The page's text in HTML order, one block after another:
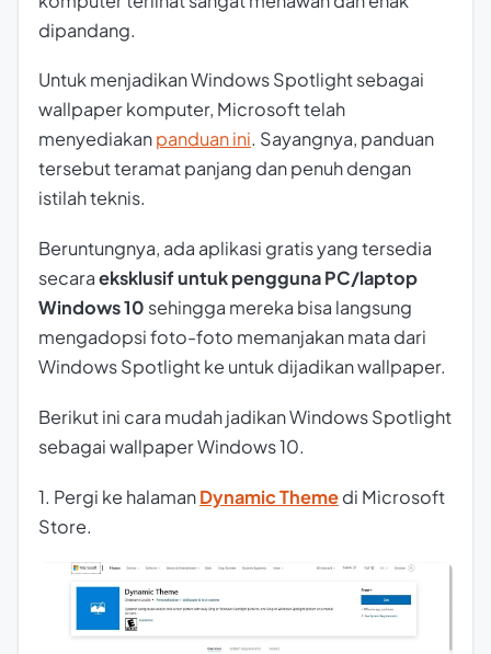
dipandang.
Untuk menjadikan Windows Spotlight sebagai
wallpaper komputer, Microsoft telah
menyediakanpanduan ini. Sayangnya, panduan
tersebut teramat panjang dan penuh dengan
istilah teknis.
Beruntungnya, ada aplikasi gratis yang tersedia
secaraeksklusif untuk pengguna PC/laptop
Windows 10 sehingga mereka bisa langsung
mengadopsi foto-foto memanjakan mata dari
Windows Spotlight ke untuk dijadikan wallpaper.
Berikut ini cara mudah jadikan Windows Spotlight
sebagai wallpaper Windows 10.
1. Pergi ke halamanDynamic Themedi Microsoft
Store.